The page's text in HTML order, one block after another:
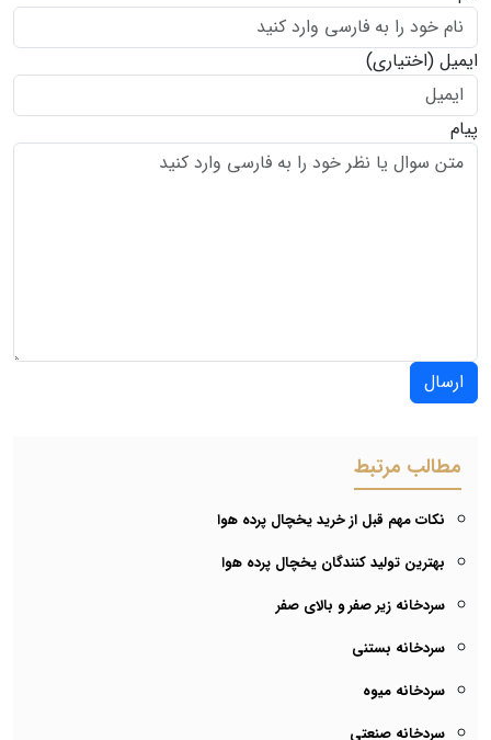
ایمیل (اختیاری)
پیام
ارسال
مطالب مرتبط
نکات مهم قبل از خرید یخچال پرده هوا
بهترین تولید کنندگان یخچال پرده هوا
سردخانه زیر صفر و بالای صفر
سردخانه بستنی
سردخانه میوه
سردخانه صنعتی